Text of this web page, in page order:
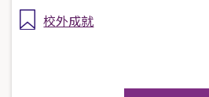
校外成就